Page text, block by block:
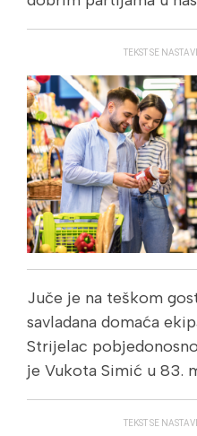
TEKST SE
Juče je na teškom
savladana domaća
Strijelac
je Vukota Simić u 83.
TEKST SE